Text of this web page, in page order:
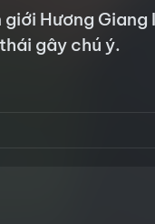
Hương Giang
gây chú ý.